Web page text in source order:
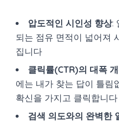
압도적인 시인성 향상:
되는 점유 면적이 넓어져
집니다
클릭률(CTR)의 대폭
에는 내가 찾는 답이 틀림
확신을 가지고 클릭합니다
검색 의도와의 완벽한